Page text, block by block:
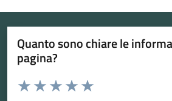
Quanto sono chiare le
pagina?
Valuta da 1 a 5 stelle la pagina